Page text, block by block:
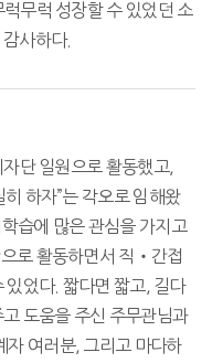
무럭 성장할 수 있었던 소
사하다.
단 일원으로 활동했고,
하자”는 각오로 임해왔
습에 많은 관심을 가지고
로 활동하면서 직‧간접
있었다. 짧다면 짧고, 길다
도움을 주신 주무관님과
자 여러분, 그리고 마다하